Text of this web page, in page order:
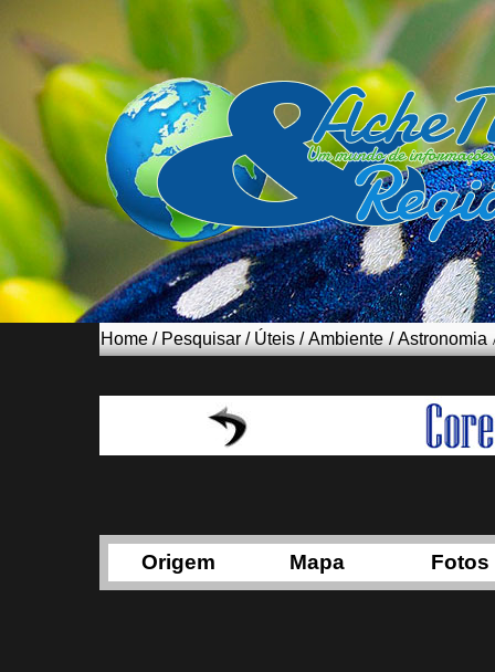
Home / Pesquisar / Úteis /Ambiente /Astronomia
Origem Mapa Fotos